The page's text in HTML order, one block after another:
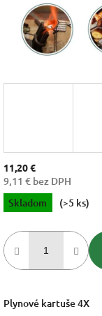
11,20 €
9,11 € bez DPH
Jednotková
cena:
Skladom (>5 ks)
Plynové kartuše 4X